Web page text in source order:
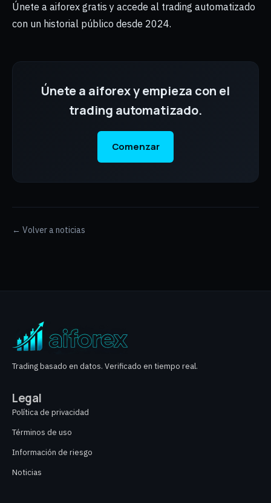
Únete a aiforex gratis y accede al trading automatizado
con un historial público desde 2024.
Únete a aiforex y empieza con el
trading automatizado.
Comenzar
← Volver a noticias
Trading basado en datos. Verificado en tiempo real.
Legal
Política de privacidad
Términos de uso
Información de riesgo
Noticias